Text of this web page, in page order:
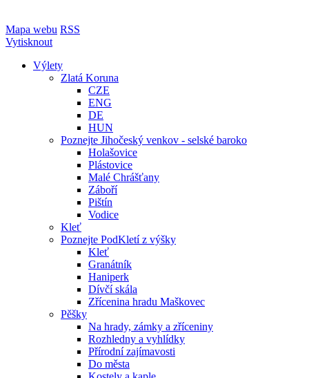
Mapa webu RSS
Vytisknout
Výlety
Zlatá Koruna
CZE
ENG
DE
HUN
Poznejte Jihočeský venkov - selské baroko
Holašovice
Plástovice
Malé Chrášťany
Záboří
Pištín
Vodice
Kleť
Poznejte PodKletí z výšky
Kleť
Granátník
Haniperk
Dívčí skála
Zřícenina hradu Maškovec
Pěšky
Na hrady, zámky a zříceniny
Rozhledny a vyhlídky
Přírodní zajímavosti
Do města